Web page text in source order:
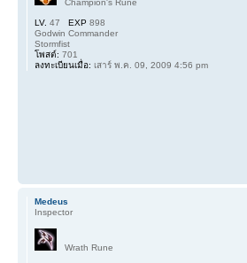
LV. 47 EXP 898
Godwin Commander
Stormfist
โพสต์: 701
ลงทะเบียนเมื่อ: เสาร์ พ.ค. 09, 2009 4:56 pm
Medeus
Inspector
Wrath Rune